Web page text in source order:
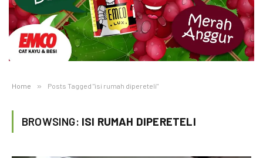
Home » Posts Tagged "isi rumah dipereteli"
BROWSING: ISI RUMAH DIPERETELI